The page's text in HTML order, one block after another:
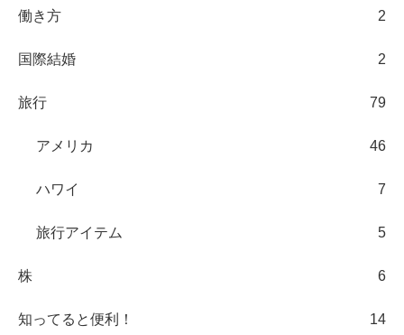
働き方 2
国際結婚 2
旅行 79
アメリカ 46
ハワイ 7
旅行アイテム 5
株 6
知ってると便利！ 14